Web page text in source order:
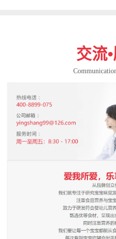
交流